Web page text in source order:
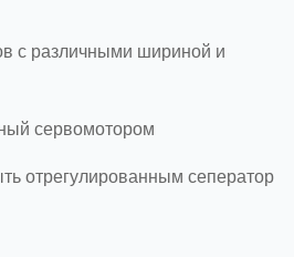
с различными шириной и
сервомотором
отрегулированным сеператор